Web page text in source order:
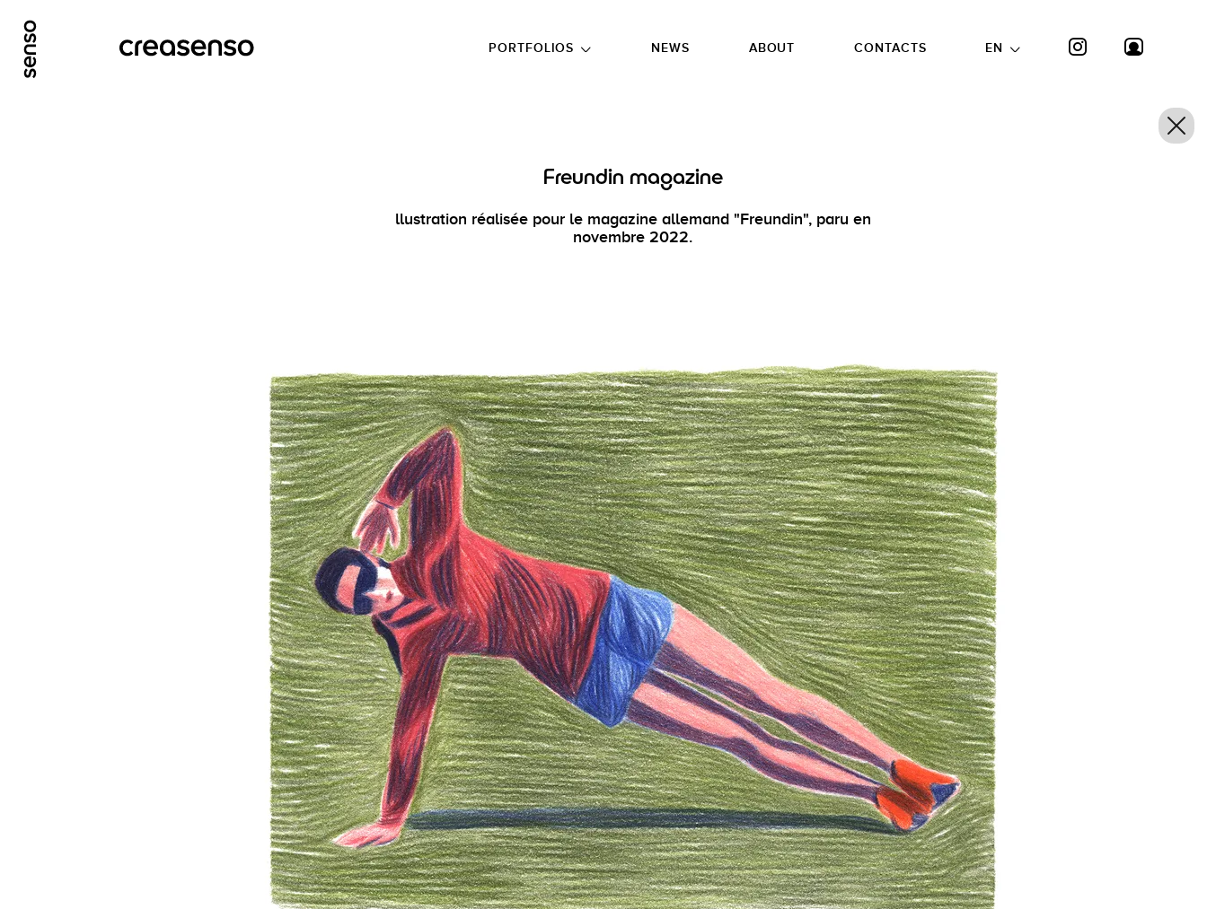
PORTFOLIOS
NEWS ABOUT CONTACTS EN
Freundin magazine
llustration réalisée pour le magazine allemand "Freundin", paru en
novembre 2022.